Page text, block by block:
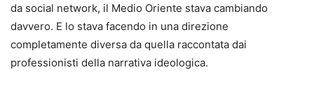
da social network, il Medio Oriente stava cambiando
davvero. E lo stava facendo in una direzione
completamente diversa da quella raccontata dai
professionisti della narrativa ideologica.